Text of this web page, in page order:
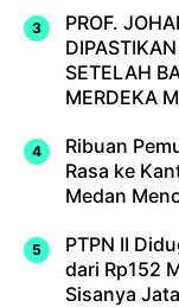
PROF.
SETELAH
MERDEKA
Ribuan
Rasa ke
Medan
PTPN II
dari Rp152
Sisanya